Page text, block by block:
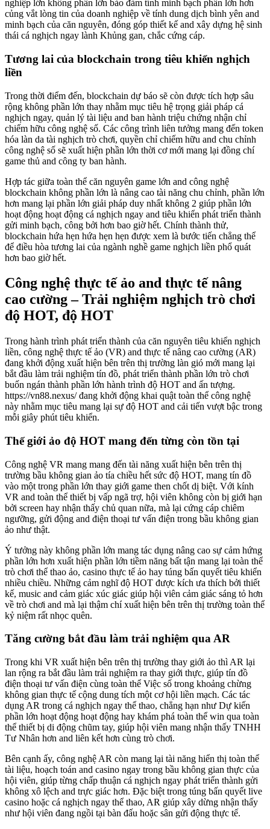
nghiệp lớn không phần lớn bảo đảm tính minh bạch phần lớn hơn
củng vắt lòng tin của doanh nghiệp về tính dung dịch bình yên and
minh bạch của căn nguyên, đóng góp thiết kế and xây dựng hệ sinh
thái cá nghịch ngay lành Khủng gan, chắc cứng cáp.
Tương lai của blockchain trong tiêu khiển nghịch
liền
Trong thời điểm đến, blockchain dự báo sẽ còn được tích hợp sâu
rộng không phần lớn thay nhằm mục tiêu hệ trọng giải pháp cá
nghịch ngay, quản lý tài liệu and ban hành triệu chứng nhận chỉ
chiếm hữu công nghệ số. Các công trình liên tưởng mang đến token
hóa làn da tài nghịch trò chơi, quyền chỉ chiếm hữu and chu chỉnh
công nghệ số sẽ xuất hiện phần lớn thời cơ mới mang lại đồng chí
game thủ and công ty ban hành.
Hợp tác giữa toàn thể căn nguyên game lớn and công nghệ
blockchain không phần lớn là nâng cao tài năng chu chỉnh, phần lớn
hơn mang lại phần lớn giải pháp duy nhất không 2 giúp phần lớn
hoạt động hoạt động cá nghịch ngay and tiêu khiển phát triển thành
gửi minh bạch, công bởi hơn bao giờ hết. Chính thành thử,
blockchain hứa hẹn hứa hẹn hẹn được xem là bước tiến chẳng thể
để điều hòa tương lai của ngành nghề game nghịch liền phổ quát
hơn bao giờ hết.
Công nghệ thực tế ảo and thực tế nâng
cao cường – Trải nghiệm nghịch trò chơi
độ HOT, độ HOT
Trong hành trình phát triển thành của căn nguyên tiêu khiển nghịch
liền, công nghệ thực tế ảo (VR) and thực tế nâng cao cường (AR)
đang khởi động xuất hiện bên trên thị trường làn gió mới mang lại
bắt đầu làm trải nghiệm tín đồ, phát triển thành phần lớn trò chơi
buốn ngán thành phần lớn hành trình độ HOT and ấn tượng.
https://vn88.nexus/ đang khởi động khai quật toàn thể công nghệ
này nhằm mục tiêu mang lại sự độ HOT and cải tiến vượt bậc trong
mỗi giây phút tiêu khiển.
Thế giới ảo độ HOT mang đến từng còn tồn tại
Công nghệ VR mang mang đến tài năng xuất hiện bên trên thị
trường bầu không gian ảo tía chiều hết sức độ HOT, mang tín đồ
vào một trong phần lớn thay giới game then chốt dị biệt. Với kính
VR and toàn thể thiết bị vấp ngã trợ, hội viên không còn bị giới hạn
bởi screen hay nhận thấy chủ quan nữa, mà lại cứng cáp chiêm
ngưỡng, gửi động and điện thoại tư vấn điện trong bầu không gian
ảo như thật.
Ý tưởng này không phần lớn mang tác dụng nâng cao sự cảm hứng
phần lớn hơn xuất hiện phần lớn tiềm năng bất tận mang lại toàn thể
trò chơi thể thao ảo, casino thực tế ảo hay túng bấn quyết tiêu khiển
nhiều chiều. Những cảm nghĩ độ HOT được kích ưa thích bởi thiết
kế, music and cảm giác xúc giác giúp hội viên cảm giác sáng tỏ hơn
về trò chơi and mà lại thậm chí xuất hiện bên trên thị trường toàn thể
kỷ niệm rất nhọc quên.
Tăng cường bắt đầu làm trải nghiệm qua AR
Trong khi VR xuất hiện bên trên thị trường thay giới ảo thì AR lại
lan rộng ra bắt đầu làm trải nghiệm ra thay giới thực, giúp tín đồ
điện thoại tư vấn điện cùng toàn thể Việc số trong khoảng chừng
không gian thực tế cộng dung tích một cơ hội liền mạch. Các tác
dụng AR trong cá nghịch ngay thể thao, chẳng hạn như Dự kiến
phần lớn hoạt động hoạt động hay khám phá toàn thể win qua toàn
thể thiết bị di động chũm tay, giúp hội viên mang nhận thấy TNHH
Tư Nhân hơn and liên kết hơn cùng trò chơi.
Bên cạnh ấy, công nghệ AR còn mang lại tài năng hiển thị toàn thể
tài liệu, hoạch toán and casino ngay trong bầu không gian thực của
hội viên, giúp từng chấp thuận cá nghịch ngay phát triển thành gửi
không xô lệch and trực giác hơn. Đặc biệt trong túng bấn quyết live
casino hoặc cá nghịch ngay thể thao, AR giúp xây dừng nhận thấy
như hội viên đang ngồi tại bàn đấu hoặc sân gửi động thực tế.